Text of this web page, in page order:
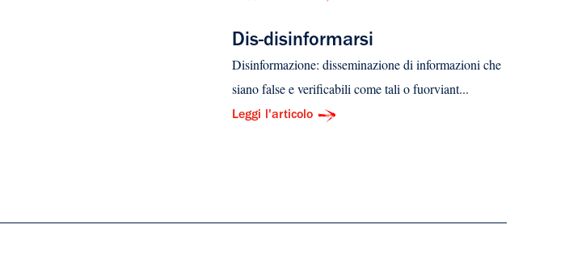
Dis-disinformarsi
Disinformazione: disseminazione di informazioni che
siano false e verificabili come tali o fuorviant...
Leggi l'articolo